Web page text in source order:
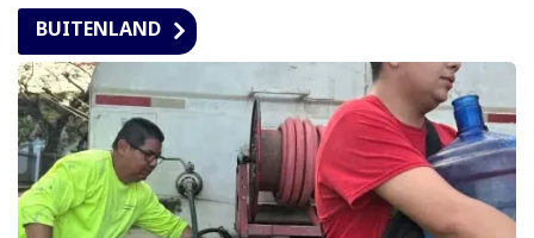
BUITENLAND